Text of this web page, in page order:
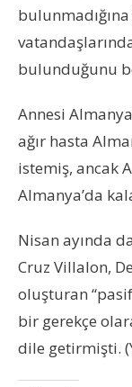
bulunduğunu
Annesi
ağır hasta
istemiş, ancak
Almanya’da
Nisan ayında
Cruz Villalon,
oluşturan
bir gerekçe
dile getirmişti.